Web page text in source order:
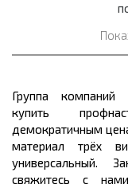
Группа компаний
купить
демократичным
материал трёх
универсальный.
свяжитесь с